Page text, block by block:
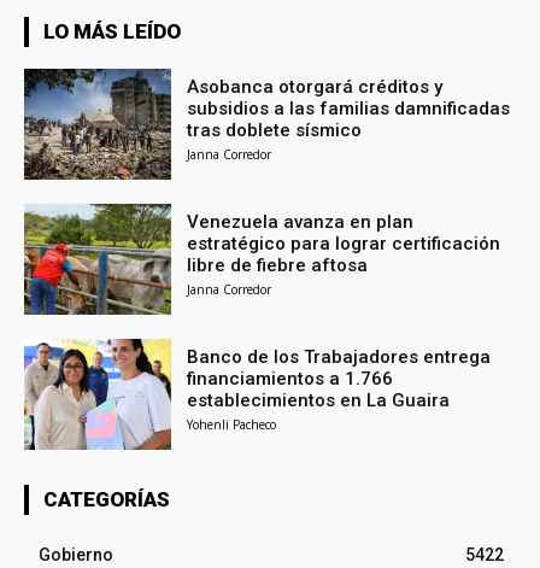
LO MÁS LEÍDO
Asobanca otorgará créditos y
subsidios a las familias damnificadas
tras doblete sísmico
Janna Corredor
Venezuela avanza en plan
estratégico para lograr certificación
libre de fiebre aftosa
Janna Corredor
Banco de los Trabajadores entrega
financiamientos a 1.766
establecimientos en La Guaira
Yohenli Pacheco
CATEGORÍAS
Gobierno
5422